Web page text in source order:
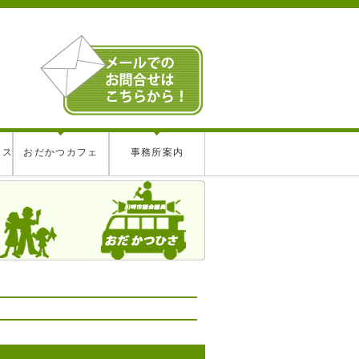
おだかつカフェ 事務所案内